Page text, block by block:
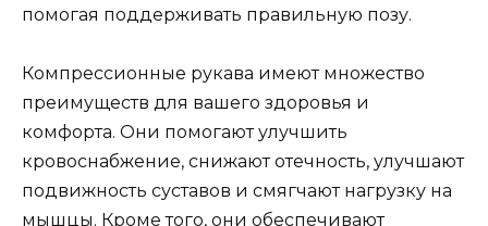
помогая поддерживать правильную позу.
Компрессионные рукава имеют множество
преимуществ для вашего здоровья и
комфорта. Они помогают улучшить
кровоснабжение, снижают отечность, улучшают
подвижность суставов и смягчают нагрузку на
мышцы. Кроме того, они обеспечивают